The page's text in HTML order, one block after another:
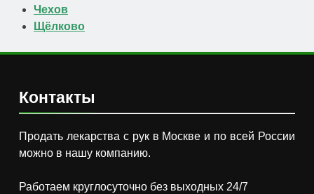
Чехов
Щёлково
Контакты
Продать лекарства с рук в Москве и по всей России
можно в нашу компанию.
Работаем круглосуточно без выходных 24/7